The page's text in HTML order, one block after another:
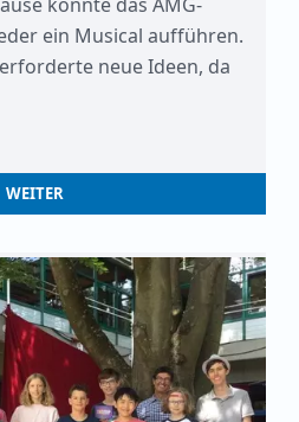
ein Musical aufführen.
neue Ideen, da
WEITER